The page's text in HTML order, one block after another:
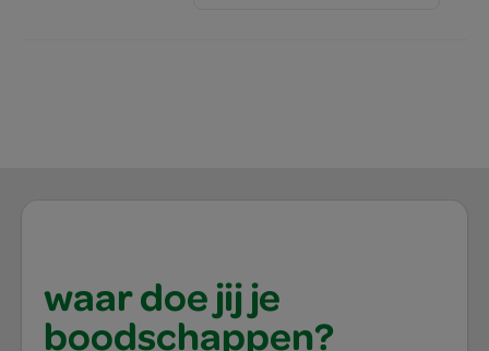
waar doe jij je
boodschappen?